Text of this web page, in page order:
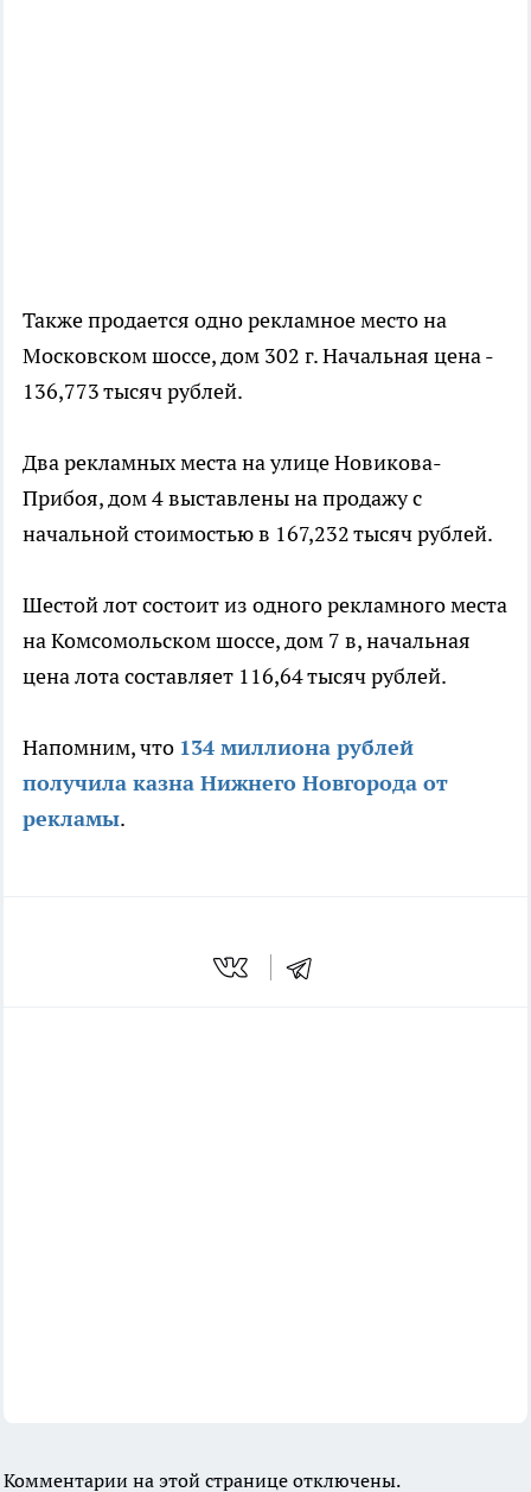
Также продается одно рекламное место на
Московском шоссе, дом 302 г. Начальная цена -
136,773 тысяч рублей.
Два рекламных места на улице Новикова-
Прибоя, дом 4 выставлены на продажу с
начальной стоимостью в 167,232 тысяч рублей.
Шестой лот состоит из одного рекламного места
на Комсомольском шоссе, дом 7 в, начальная
цена лота составляет 116,64 тысяч рублей.
Напомним, что 134 миллиона рублей
получила казна Нижнего Новгорода от
рекламы.
Комментарии на этой странице отключены.